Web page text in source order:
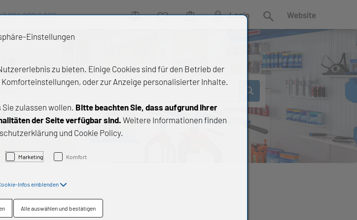
664 222 9 888 VergleichWunschlisteWarenkorb Login Suche Website
Einstellungen
zu bieten. Einige Cookies sind für den Betrieb der
oder zur Anzeige personalisierter Inhalte.
zulassen wollen. Bitte beachten Sie, dass aufgrund Ihrer
der Seite verfügbar sind. Weitere Informationen finden
und Cookie Policy.
Marketing Komfort
Infos einblenden
Alle auswählen und bestätigen